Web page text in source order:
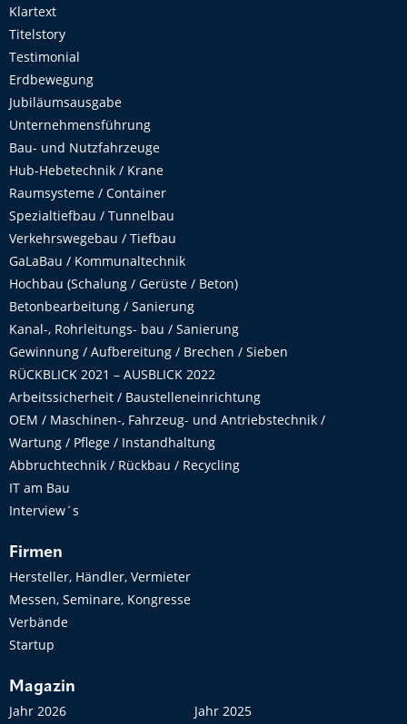
Klartext
Titelstory
Testimonial
Erdbewegung
Jubiläumsausgabe
Unternehmensführung
Bau- und Nutzfahrzeuge
Hub-Hebetechnik / Krane
Raumsysteme / Container
Spezialtiefbau / Tunnelbau
Verkehrswegebau / Tiefbau
GaLaBau / Kommunaltechnik
Hochbau (Schalung / Gerüste / Beton)
Betonbearbeitung / Sanierung
Kanal-, Rohrleitungs- bau / Sanierung
Gewinnung / Aufbereitung / Brechen / Sieben
RÜCKBLICK 2021 – AUSBLICK 2022
Arbeitssicherheit / Baustelleneinrichtung
OEM / Maschinen-, Fahrzeug- und Antriebstechnik /
Wartung / Pflege / Instandhaltung
Abbruchtechnik / Rückbau / Recycling
IT am Bau
Interview´s
Firmen
Hersteller, Händler, Vermieter
Messen, Seminare, Kongresse
Verbände
Startup
Magazin
Jahr 2026
Jahr 2025